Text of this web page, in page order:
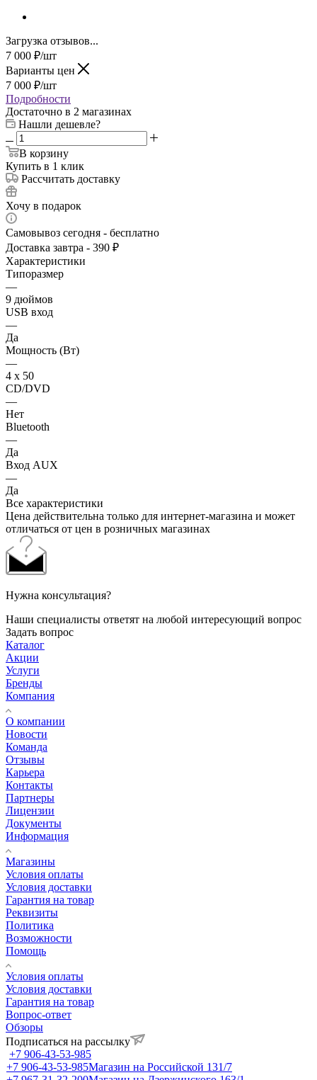
Загрузка отзывов...
7 000 ₽/шт
Варианты цен
7 000 ₽/шт
Подробности
Достаточно в 2 магазинах
Нашли дешевле?
В корзину
Купить в 1 клик
Рассчитать доставку
Хочу в подарок
Самовывоз сегодня - бесплатно
Доставка завтра - 390 ₽
Характеристики
Типоразмер
—
9 дюймов
USB вход
—
Да
Мощность (Вт)
—
4 х 50
CD/DVD
—
Нет
Bluetooth
—
Да
Вход AUX
—
Да
Все характеристики
Цена действительна только для интернет-магазина и может
отличаться от цен в розничных магазинах
Нужна консультация?
Наши специалисты ответят на любой интересующий вопрос
Задать вопрос
Каталог
Акции
Услуги
Бренды
Компания
О компании
Новости
Команда
Отзывы
Карьера
Контакты
Партнеры
Лицензии
Документы
Информация
Магазины
Условия оплаты
Условия доставки
Гарантия на товар
Реквизиты
Политика
Возможности
Помощь
Условия оплаты
Условия доставки
Гарантия на товар
Вопрос-ответ
Обзоры
Подписаться на рассылку
+7 906-43-53-985
+7 906-43-53-985Магазин на Российской 131/7